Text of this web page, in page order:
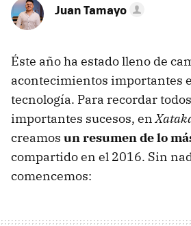
Juan Tamayo
Éste año ha estado lleno de
acontecimientos importantes
tecnología. Para recordar
importantes sucesos, en
creamos un resumen de lo
compartido en el 2016. Sin
comencemos: